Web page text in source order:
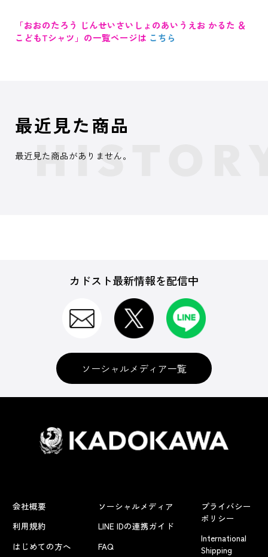
「おおのたろう じんせいさいしょのあいうえお かるた ＆
こどもTシャツ」の一覧ページは こちら
最近見た商品
最近見た商品がありません。
カドスト最新情報を配信中
ソーシャルメディア一覧
会社概要
利用規約
はじめての方へ
ソーシャルメディア
LINE IDの連携ガイド
FAQ
プライバシー
ポリシー
International
Shipping